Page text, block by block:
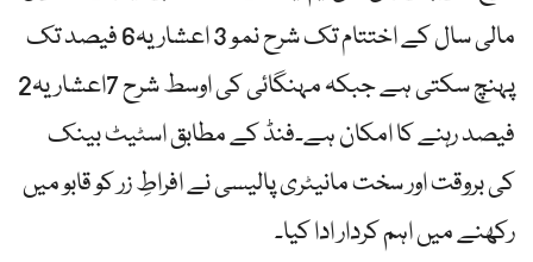
مالی سال کے اختتام تک شرح نمو 3 اعشاریہ6 فیصد تک
پہنچ سکتی ہے جبکہ مہنگائی کی اوسط شرح 7اعشاریہ2
فیصد رہنے کا امکان ہے۔فنڈ کے مطابق اسٹیٹ بینک
کی بروقت اور سخت مانیٹری پالیسی نے افراطِ زر کو قابو میں
رکھنے میں اہم کردار ادا کیا۔